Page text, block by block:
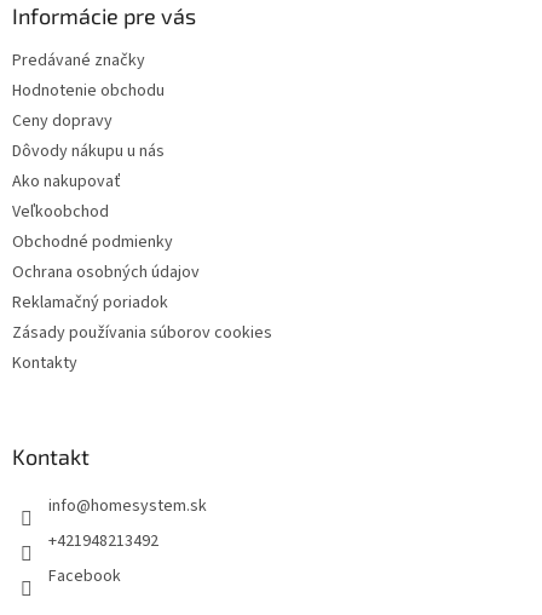
Informácie pre vás
Predávané značky
Hodnotenie obchodu
Ceny dopravy
Dôvody nákupu u nás
Ako nakupovať
Veľkoobchod
Obchodné podmienky
Ochrana osobných údajov
Reklamačný poriadok
Zásady používania súborov cookies
Kontakty
Kontakt
info@homesystem.sk
+421948213492
Facebook